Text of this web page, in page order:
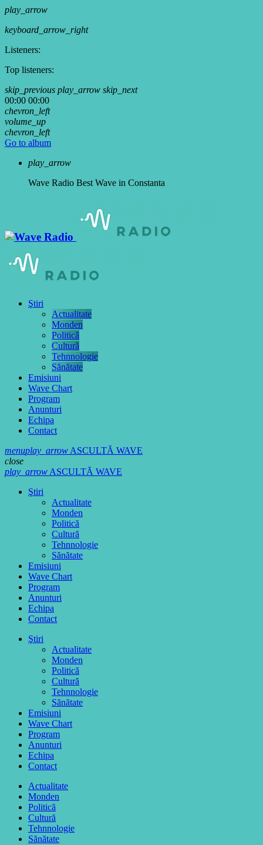
play_arrow
keyboard_arrow_right
Listeners:
Top listeners:
skip_previous play_arrow skip_next
00:00 00:00
chevron_left
volume_up
chevron_left
Go to album
play_arrow
Wave Radio Best Wave in Constanta
Ştiri
Actualitate
Monden
Politică
Cultură
Tehnnologie
Sănătate
Emisiuni
Wave Chart
Program
Anunturi
Echipa
Contact
menuplay_arrowASCULTĂ WAVE
close
play_arrowASCULTĂ WAVE
Ştiri
Actualitate
Monden
Politică
Cultură
Tehnnologie
Sănătate
Emisiuni
Wave Chart
Program
Anunturi
Echipa
Contact
Ştiri
Actualitate
Monden
Politică
Cultură
Tehnnologie
Sănătate
Emisiuni
Wave Chart
Program
Anunturi
Echipa
Contact
Actualitate
Monden
Politică
Cultură
Tehnnologie
Sănătate